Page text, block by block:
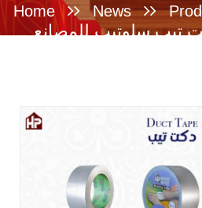
Home News
تيب سلوتيب للمصانع